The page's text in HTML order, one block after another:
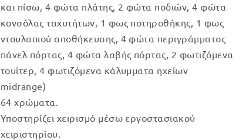
και πίσω, 4 φώτα πλάτης, 2 φώτα ποδιών, 4 φώτα
κονσόλας ταχυτήτων, 1 φως ποτηροθήκης, 1 φως
ντουλαπιού αποθήκευσης, 4 φώτα περιγράμματος
πάνελ πόρτας, 4 φώτα λαβής πόρτας, 2 φωτιζόμενα
τουίτερ, 4 φωτιζόμενα κάλυμματα ηχείων
midrange)
64 χρώματα.
Υποστηρίζει χειρισμό μέσω εργοστασιακού
χειριστηρίου.